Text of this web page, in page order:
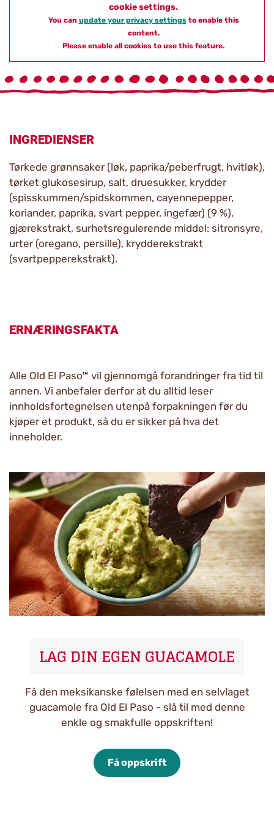
cookie settings.
You can update your privacy settingsto enable this
content.
Please enable all cookies to use this feature.
INGREDIENSER
Tørkede grønnsaker (løk, paprika/peberfrugt, hvitløk),
tørket glukosesirup, salt, druesukker, krydder
(spisskummen/spidskommen, cayennepepper,
koriander, paprika, svart pepper, ingefær) (9 %),
gjærekstrakt, surhetsregulerende middel: sitronsyre,
urter (oregano, persille), krydderekstrakt
(svartpepperekstrakt).
ERNÆRINGSFAKTA
Alle Old El Paso™ vil gjennomgå forandringer fra tid til
annen. Vi anbefaler derfor at du alltid leser
innholdsfortegnelsen utenpå forpakningen før du
kjøper et produkt, så du er sikker på hva det
inneholder.
LAG DIN EGEN GUACAMOLE
Få den meksikanske følelsen med en selvlaget
guacamole fra Old El Paso - slå til med denne
enkle og smakfulle oppskriften!
Få oppskrift